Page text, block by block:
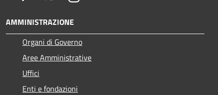
AMMINISTRAZIONE
Organi di Governo
Aree Amministrative
Uffici
Enti e fondazioni